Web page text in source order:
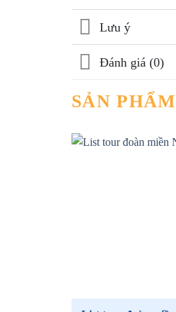
Lưu ý
Đánh giá (0)
SẢN